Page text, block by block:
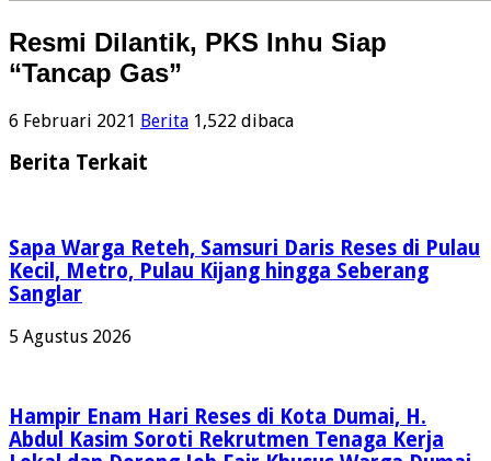
Resmi Dilantik, PKS Inhu Siap
“Tancap Gas”
6 Februari 2021 Berita 1,522 dibaca
Berita Terkait
Sapa Warga Reteh, Samsuri Daris Reses di Pulau
Kecil, Metro, Pulau Kijang hingga Seberang
Sanglar
5 Agustus 2026
Hampir Enam Hari Reses di Kota Dumai, H.
Abdul Kasim Soroti Rekrutmen Tenaga Kerja